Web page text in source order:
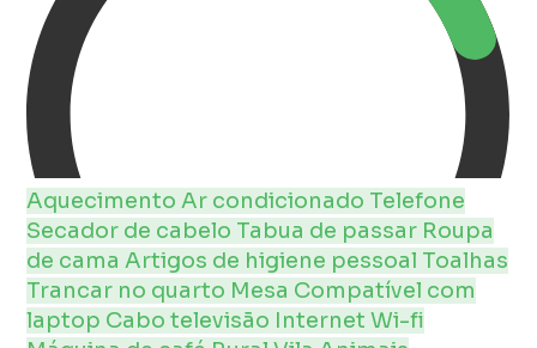
AquecimentoAr condicionado Telefone
Secador de cabelo Tabua de passar Roupa
de camaArtigos de higiene pessoal Toalhas
Trancar no quarto Mesa Compatível com
laptop Cabotelevisão InternetWi-fi